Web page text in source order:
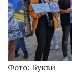
Фото: Букви